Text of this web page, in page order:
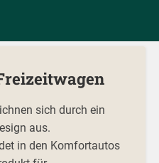
sich durch ein
aus.
in den Komfortautos